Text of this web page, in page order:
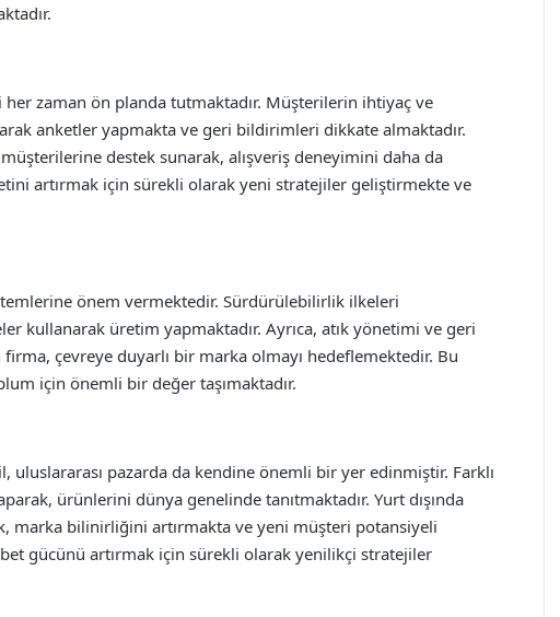
zaman ön planda tutmaktadır. Müşterilerin ihtiyaç ve
anketler yapmakta ve geri bildirimleri dikkate almaktadır.
destek sunarak, alışveriş deneyimini daha da
artırmak için sürekli olarak yeni stratejiler geliştirmekte ve
önem vermektedir. Sürdürülebilirlik ilkeleri
kullanarak üretim yapmaktadır. Ayrıca, atık yönetimi ve geri
çevreye duyarlı bir marka olmayı hedeflemektedir. Bu
için önemli bir değer taşımaktadır.
uluslararası pazarda da kendine önemli bir yer edinmiştir. Farklı
ürünlerini dünya genelinde tanıtmaktadır. Yurt dışında
marka bilinirliğini artırmakta ve yeni müşteri potansiyeli
gücünü artırmak için sürekli olarak yenilikçi stratejiler